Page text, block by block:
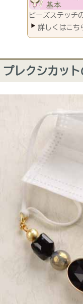
ビーズステッチ
プレクシカッ